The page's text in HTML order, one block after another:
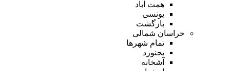
همت آباد
یونسی
بازگشت
خراسان شمالی
تمام شهر‌ها
بجنورد
آشخانه